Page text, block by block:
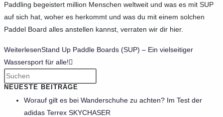
Paddling begeistert million Menschen weltweit und was es mit SUP
auf sich hat, woher es herkommt und was du mit einem solchen
Paddel Board alles anstellen kannst, verraten wir dir hier.
WeiterlesenStand Up Paddle Boards (SUP) – Ein vielseitiger
Wassersport für alle!
NEUESTE BEITRÄGE
Worauf gilt es bei Wanderschuhe zu achten? Im Test der
adidas Terrex SKYCHASER